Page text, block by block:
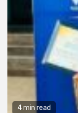
4 min read